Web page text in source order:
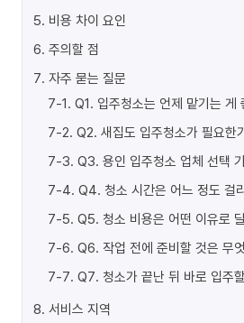
5. 비용 차이 요인
6. 주의할 점
7. 자주 묻는 질문
7-1. Q1. 입주청소는 언제 맡기는 게
7-2. Q2. 새집도 입주청소가 필요한
7-3. Q3. 용인 입주청소 업체 선택
7-4. Q4. 청소 시간은 어느 정도 걸
7-5. Q5. 청소 비용은 어떤 이유로
7-6. Q6. 작업 전에 준비할 것은 무
7-7. Q7. 청소가 끝난 뒤 바로 입주
8. 서비스 지역